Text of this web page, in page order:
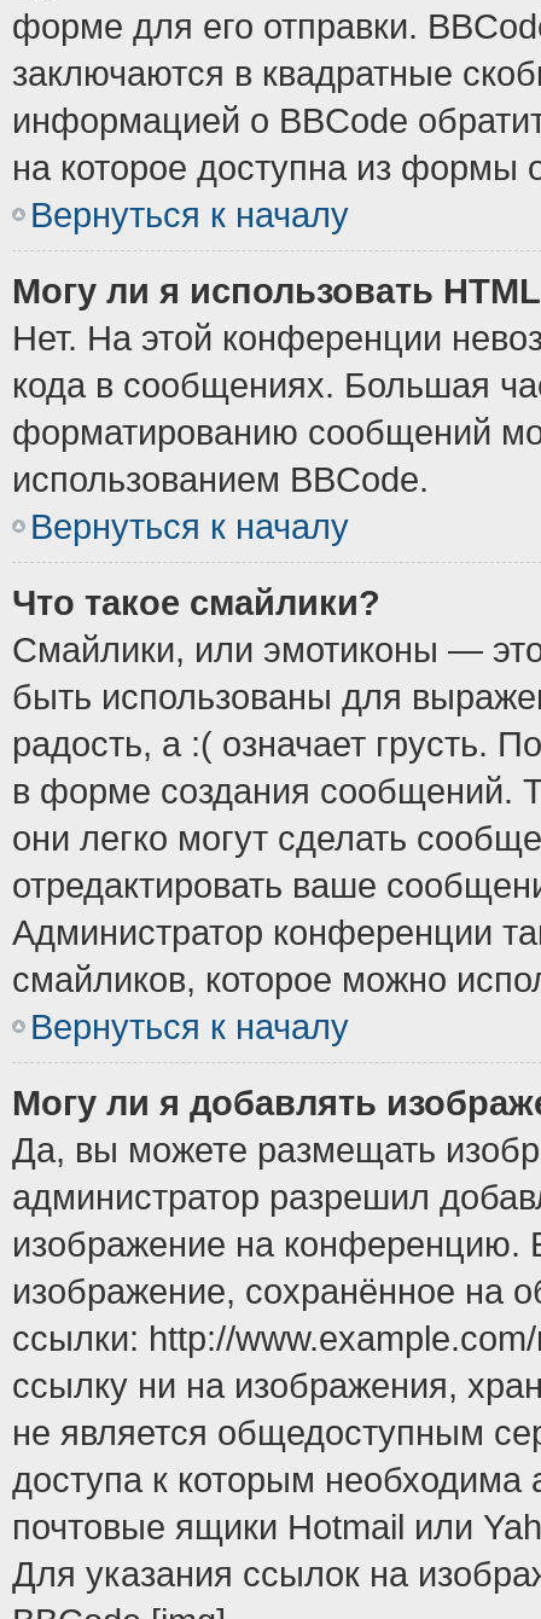
форме для его отправки.
заключаются в квадратные
информацией о BBCode
на которое доступна из формы
Вернуться к началу
Могу ли я использовать
Нет. На этой конференции
кода в сообщениях. Большая
форматированию сообщений
использованием BBCode.
Вернуться к началу
Что такое смайлики?
Смайлики, или эмотиконы —
быть использованы для
радость, а :( означает грусть.
в форме создания сообщений.
они легко могут сделать
отредактировать ваше
Администратор конференции
смайликов, которое можно
Вернуться к началу
Могу ли я добавлять
Да, вы можете размещать
администратор разрешил
изображение на конференцию.
изображение, сохранённое на
ссылки: http://
ссылку ни на изображения,
не является общедоступным
доступа к которым
почтовые ящики Hotmail или
Для указания ссылок на